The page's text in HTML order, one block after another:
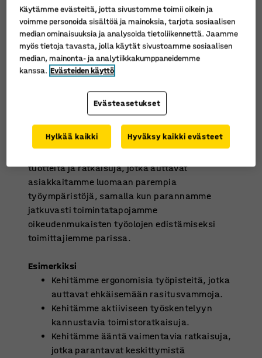
Turvalliset ja terveelliset
työympäristöt
Haluamme edistää vastuullisempia
arvoketjussa. Omissa työympäristöissämme
työskentelemme järjestelmällisesti terveyden
ja turvallisuuden edistämiseksi, ja toteutamme
toimenpiteitä, jotka tukevat työntekijöidemme
tuotteita ja ratkaisuja, jotka auttavat
asiakkaitamme luomaan parempia
työympäristöjä, samalla kun parannamme
jatkuvasti toimintatapojamme
oikeudenmukaisten työolojen edistämiseksi
toimittajiemme parissa.
Esimerkiksi
Kehitämme ergonomisia työpisteitä, jotka
auttavat ehkäisemään rasitusvammoja.
Kehitämme aktiiviseen työskentelyyn
kannustavia toimistoratkaisuja.
Kehitämme ääntä vaimentavia ratkaisuja,
jotka parantavat keskittymistä
Käytämme evästeitä, jotta sivustomme toimii oikein ja
voimme personoida sisältöä ja mainoksia, tarjota sosiaalisen
median ominaisuuksia ja analysoida tietoliikennettä. Jaamme
myös tietoja tavasta, jolla käytät sivustoamme sosiaalisen
median, mainonta- ja analytiikkakumppaneidemme
kanssa. Evästeiden käyttö
Evästeasetukset
Hylkää kaikki Hyväksy kaikki evästeet